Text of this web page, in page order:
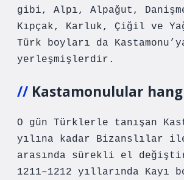
gibi, Alpı, Alpağut,
Kıpçak, Karluk, Çiğil ve
Türk boyları da
yerleşmişlerdir.
Kastamonulular
O gün Türklerle tanışan
yılına kadar Bizanslılar
arasında sürekli el
1211–1212 yıllarında Kayı